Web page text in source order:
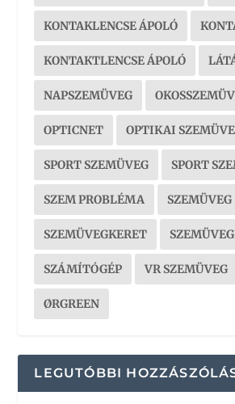
KONTAKLENCSE ÁPOLÓ
KONTAKTLENCSE ÁPOLÓ
NAPSZEMÜVEG
OPTICNET OPTIKAI
SPORT SZEMÜVEG SPORT
SZEM PROBLÉMA SZEMÜVEG
SZEMÜVEGKERET
SZÁMÍTÓGÉP VR SZEMÜVEG
ØRGREEN
LEGUTÓBBI